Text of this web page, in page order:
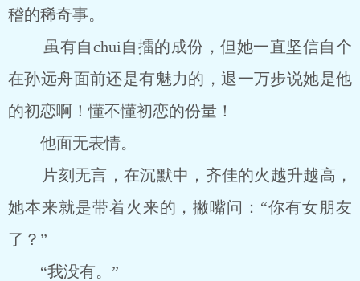
稽的稀奇事。
虽有自chui自擂的成份，但她一直坚信自个
在孙远舟面前还是有魅力的，退一万步说她是他
的初恋啊！懂不懂初恋的份量！
他面无表情。
片刻无言，在沉默中，齐佳的火越升越高，
她本来就是带着火来的，撇嘴问：“你有女朋友
了？”
“我没有。”